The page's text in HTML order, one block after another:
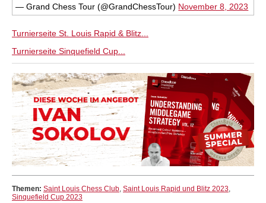
— Grand Chess Tour (@GrandChessTour) November 8, 2023
Turnierseite St. Louis Rapid & Blitz...
Turnierseite Sinquefield Cup...
Themen: Saint Louis Chess Club Saint Louis Rapid und Blitz 2023
Sinquefield Cup 2023